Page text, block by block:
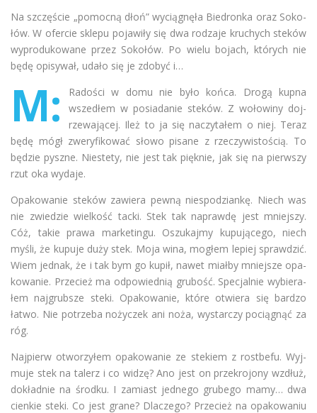
Na szczę­ście „pomocną dłoń” wycią­gnęła Bie­dronka oraz Soko­
łów. W ofer­cie sklepu poja­wiły się dwa rodzaje kru­chych steków
wypro­du­ko­wane przez Soko­łów. Po wielu bojach, któ­rych nie
będę opi­sy­wał, udało się je zdo­być i…
M:
Rado­ści w domu nie było końca. Drogą kupna
wsze­dłem w posia­da­nie ste­ków. Z woło­winy doj­
rze­wa­ją­cej. Ileż to ja się naczy­ta­łem o niej. Teraz
będę mógł zwe­ry­fi­ko­wać słowo pisane z rze­czy­wi­sto­ścią. To
będzie pyszne. Nie­stety, nie jest tak pięk­nie, jak się na pierw­szy
rzut oka wydaje.
Opa­ko­wa­nie ste­ków zawiera pewną nie­spo­dziankę. Niech was
nie zwie­dzie wiel­kość tacki. Stek tak naprawdę jest mniej­szy.
Cóż, takie prawa mar­ke­tingu. Oszu­kajmy kupu­ją­cego, niech
myśli, że kupuje duży stek. Moja wina, mogłem lepiej spraw­dzić.
Wiem jed­nak, że i tak bym go kupił, nawet miałby mniej­sze opa­
ko­wa­nie. Prze­cież ma odpo­wied­nią gru­bość. Spe­cjal­nie wybie­ra­
łem naj­grub­sze steki. Opa­ko­wa­nie, które otwiera się bar­dzo
łatwo. Nie potrzeba noży­czek ani noża, wystarczy pociągnąć za
róg.
Naj­pierw otwo­rzy­łem opa­ko­wa­nie ze ste­kiem z rost­befu. Wyj­
muje stek na talerz i co widzę? Ano jest on prze­kro­jony wzdłuż,
dokład­nie na środku. I zamiast jed­nego gru­bego mamy… dwa
cien­kie steki. Co jest grane? Dla­czego? Prze­cież na opa­ko­wa­niu